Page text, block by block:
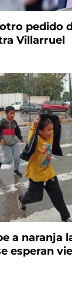
pedido
Villarruel
a naranja
esperan